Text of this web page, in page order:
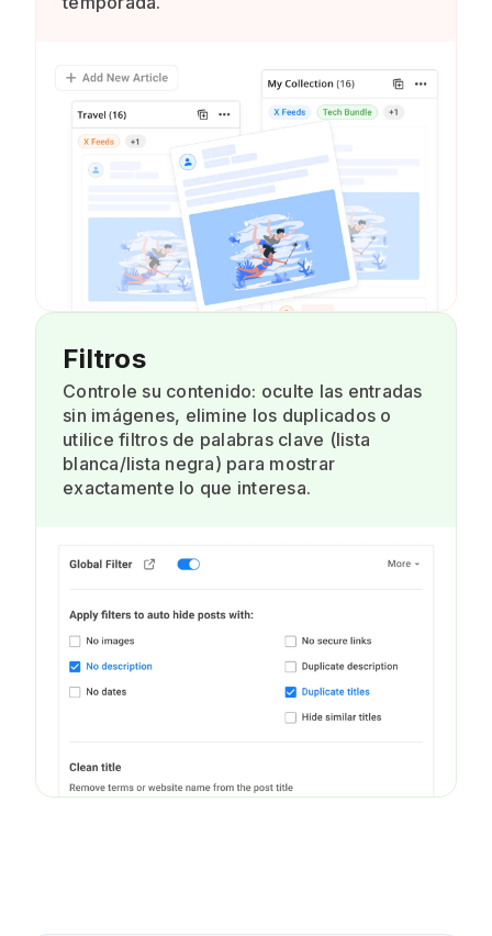
Filtros
Controle su contenido: oculte las entradas
sin imágenes, elimine los duplicados o
utilice filtros de palabras clave (lista
blanca/lista negra) para mostrar
exactamente lo que interesa.